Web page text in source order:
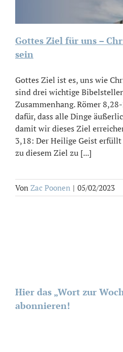
Gottes Ziel für uns –
sein
Gottes Ziel ist es, uns wie
sind drei wichtige
Zusammenhang. Römer
dafür, dass alle Dinge
damit wir dieses Ziel
3,18: Der Heilige Geist
zu diesem Ziel zu [...]
Von Zac Poonen | 05/02/2023
Hier das „Wort zur
abonnieren!